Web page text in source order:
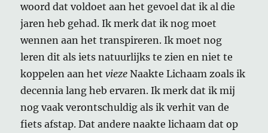
woord dat voldoet aan het gevoel dat ik al die
jaren heb gehad. Ik merk dat ik nog moet
wennen aan het transpireren. Ik moet nog
leren dit als iets natuurlijks te zien en niet te
koppelen aan hetvieze Naakte Lichaam zoals ik
decennia lang heb ervaren. Ik merk dat ik mij
nog vaak verontschuldig als ik verhit van de
fiets afstap. Dat andere naakte lichaam dat op